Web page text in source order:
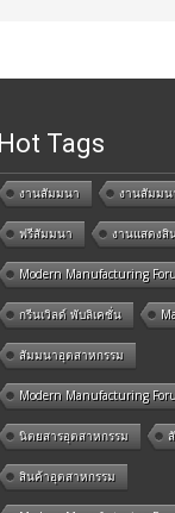
Hot Tags
งานสัมมนา งานสัมม
ฟรีสัมมนา งานแสดงสิ
Modern Manufacturing
กรีนเวิลด์ พับลิเคชั่น
สัมมนาอุตสาหกรรม
Modern Manufacturing
นิตยสารอุตสาหกรรม
สินค้าอุตสาหกรรม